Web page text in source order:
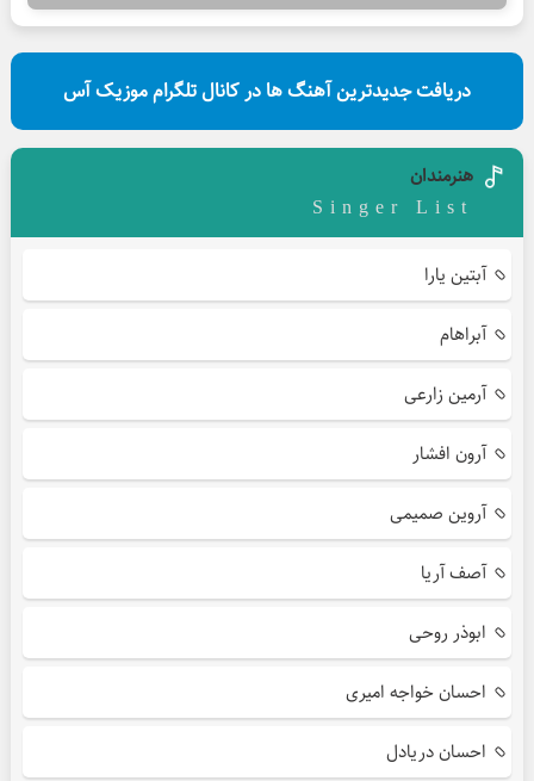
دریافت جدیدترین آهنگ ها در کانال تلگرام موزیک آس
هنرمندان
Singer List
آبتین یارا
آبراهام
آرمین زارعی
آرون افشار
آروین صمیمی
آصف آریا
ابوذر روحی
احسان خواجه امیری
احسان دریادل